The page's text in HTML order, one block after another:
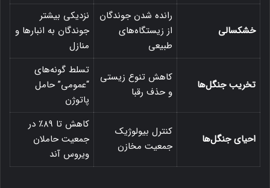
خشکسالی
رانده شدن جوندگان
از زیستگاه‌های
طبیعی
نزدیکی بیشتر
جوندگان به انبارها و
منازل
تخریب جنگل‌ها
کاهش تنوع زیستی
و حذف رقبا
تسلط گونه‌های
“عمومی” حامل
پاتوژن
احیای جنگل‌ها
کنترل بیولوژیک
جمعیت مخازن
کاهش تا ۸۹٪ در
جمعیت حاملان
ویروس آند